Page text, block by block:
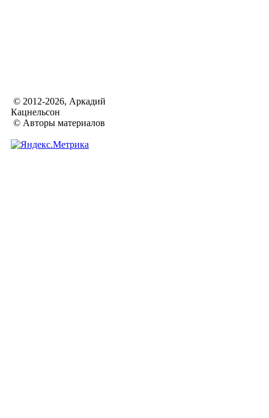
© 2012-2026, Аркадий
Кацнельсон
© Авторы материалов